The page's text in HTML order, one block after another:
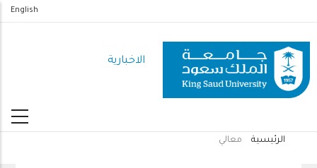
المحتوى
الرئيسي
English
الاخبارية
الرئيسية معالي